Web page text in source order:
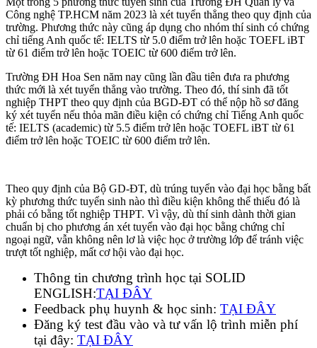
Công nghệ TP.HCM năm 2023 là xét tuyển thẳng theo quy định của
trường. Phương thức này cũng áp dụng cho nhóm thí sinh có chứng
chỉ tiếng Anh quốc tế: IELTS từ 5.0 điểm trở lên hoặc TOEFL iBT
từ 61 điểm trở lên hoặc TOEIC từ 600 điểm trở lên.
Trường ĐH Hoa Sen năm nay cũng lần đầu tiên đưa ra phương
thức mới là xét tuyển thẳng vào trường. Theo đó, thí sinh đã tốt
nghiệp THPT theo quy định của BGD-ĐT có thể nộp hồ sơ đăng
ký xét tuyển nếu thỏa mãn điều kiện có chứng chỉ Tiếng Anh quốc
tế: IELTS (academic) từ 5.5 điểm trở lên hoặc TOEFL iBT từ 61
điểm trở lên hoặc TOEIC từ 600 điểm trở lên.
Theo quy định của Bộ GD-ĐT, dù trúng tuyển vào đại học bằng bất
kỳ phương thức tuyển sinh nào thì điều kiện không thể thiếu đó là
phải có bằng tốt nghiệp THPT. Vì vậy, dù thí sinh dành thời gian
chuẩn bị cho phương án xét tuyển vào đại học bằng chứng chỉ
ngoại ngữ, vẫn không nên lơ là việc học ở trường lớp để tránh việc
trượt tốt nghiệp, mất cơ hội vào đại học.
Thông tin chương trình học tại SOLID
ENGLISH:TẠI ĐÂY
Feedback phụ huynh & học sinh: TẠI ĐÂY
Đăng ký test đầu vào và tư vấn lộ trình miễn phí
tại đây: TẠI ĐÂY